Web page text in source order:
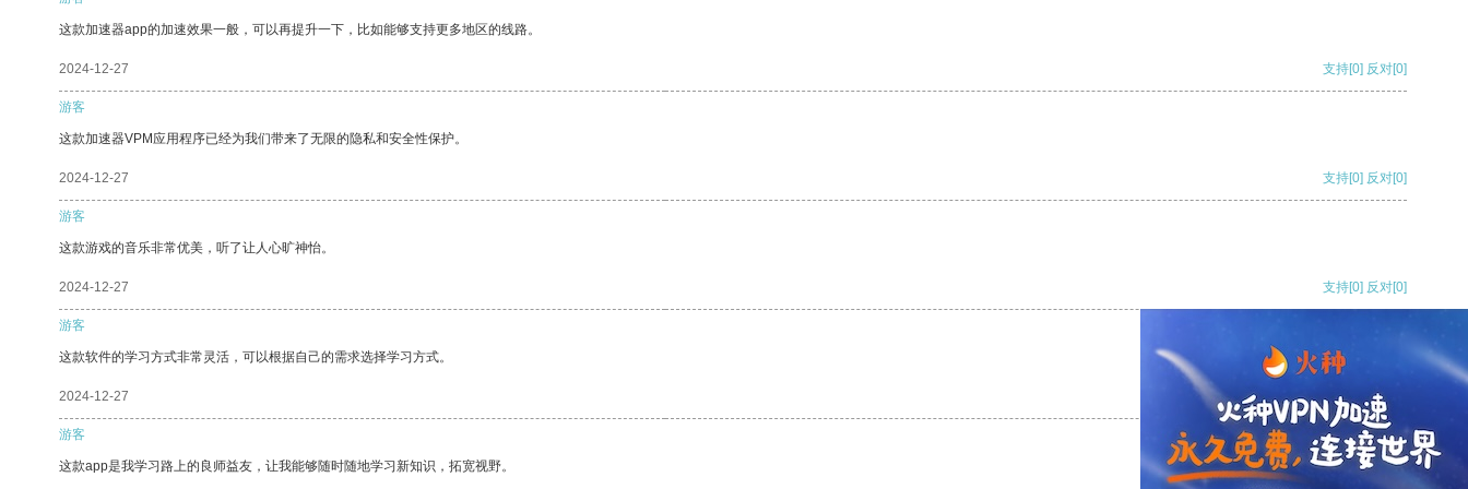
这款加速器app的加速效果一般，可以再提升一下，比如能够支持更多地区的线路。
2024-12-27 支持[0] 反对[0]
游客
这款加速器VPM应用程序已经为我们带来了无限的隐私和安全性保护。
2024-12-27 支持[0] 反对[0]
游客
这款游戏的音乐非常优美，听了让人心旷神怡。
2024-12-27 支持[0] 反对[0]
游客
这款软件的学习方式非常灵活，可以根据自己的需求选择学习方式。
2024-12-27 支持 反对
游客
这款app是我学习路上的良师益友，让我能够随时随地学习新知识，拓宽视野。